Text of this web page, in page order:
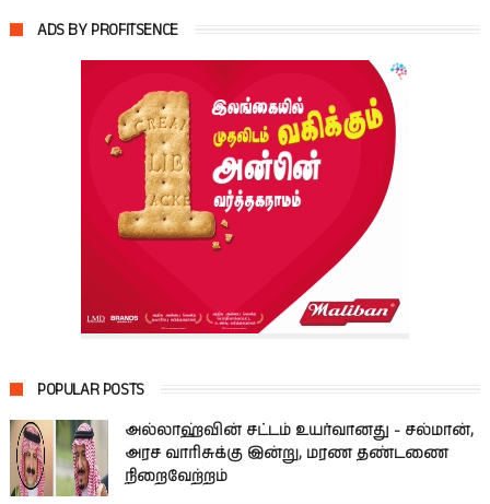
ADS BY PROFITSENCE
POPULAR POSTS
அல்லாஹ்வின் சட்டம் உயர்வானது - சல்மான்,
அரச வாரிசுக்கு இன்று, மரண தண்டணை
நிறைவேற்றம்